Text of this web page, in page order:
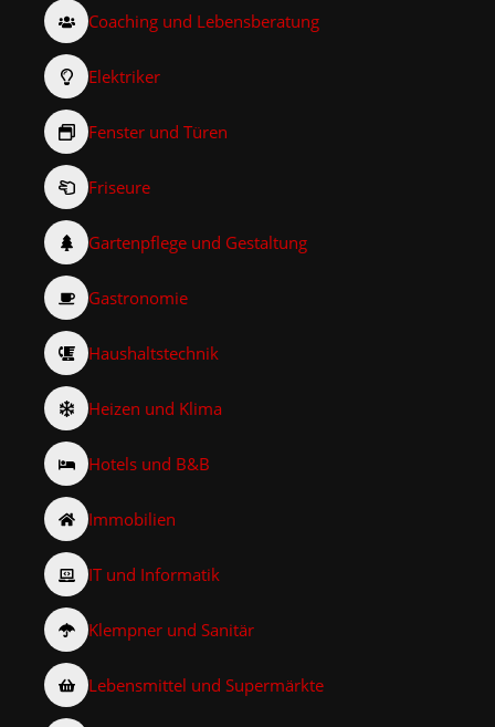
Coaching und Lebensberatung
Elektriker
Fenster und Türen
Friseure
Gartenpflege und Gestaltung
Gastronomie
Haushaltstechnik
Heizen und Klima
Hotels und B&B
Immobilien
IT und Informatik
Klempner und Sanitär
Lebensmittel und Supermärkte